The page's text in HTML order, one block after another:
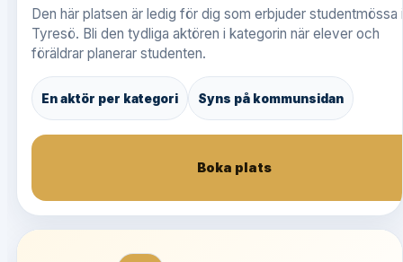
Den här platsen är ledig för dig som erbjuder studentmössa i
Tyresö. Bli den tydliga aktören i kategorin när elever och
föräldrar planerar studenten.
En aktör per kategori Syns på kommunsidan
Boka plats